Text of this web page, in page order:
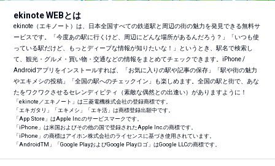
ekinote WEBとは
ekinote（エキノート）は、日本全国すべての鉄道駅と周辺の街の魅力を発見できる無料サ
ービスです。「今度あの駅に行くけど、周辺にどんな場所があるんだろう？」「いつも使
っている駅だけど、もっとディープな情報が知りたいな！」というとき、駅名で検索し
て、観光・グルメ・買い物・交通などの情報をまとめてチェックできます。iPhone /
Androidアプリをインストールすれば、「お気に入りの駅や記事の保存」「駅や街の魅力
やエキメシの投稿」「全国の駅へのチェックイン」も楽しめます。全国の駅と街で、あな
たをワクワクさせるセレンディピティ（素敵な偶然との出逢い）がありますように！
「ekinote／エキノート」は三菱電機株式会社の登録商標です。
「エキガタリ」「エキメシ」「エキ活」は商標登録出願中です。
「App Store」はApple Inc.のサービスマークです。
「iPhone」は米国およびその他の国で登録されたApple Inc.の商標です。
「iPhone」の商標はアイホン株式会社のライセンスに基づき使用されています。
「AndroidTM 」「Google PlayおよびGoogle Playロゴ」はGoogle LLCの商標です。